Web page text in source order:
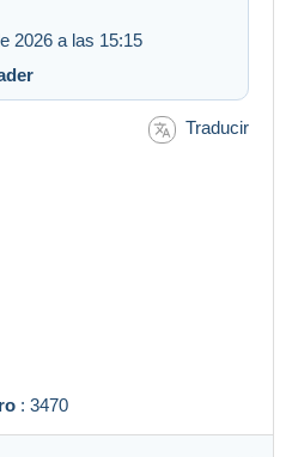
2026 a las 15:15
Traducir
: 3470